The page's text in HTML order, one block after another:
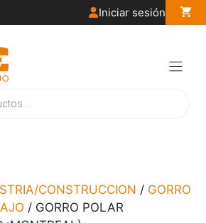
Iniciar sesión
CONSTRUCCION / GORRO
/ GORRO POLAR